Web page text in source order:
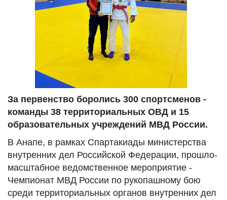
За первенство боролись 300 спортсменов -
команды 38 территориальных ОВД и 15
образовательных учреждений МВД России.
В Анапе, в рамках Спартакиады министерства
внутренних дел Российской Федерации, прошло-
масштабное ведомственное мероприятие -
Чемпионат МВД России по рукопашному бою
среди территориальных органов внутренних дел